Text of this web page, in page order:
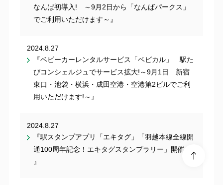
なんば初導入! ～9月2日から「なんばパークス」
でご利用いただけます～』
2024.8.27
『ベビーカーレンタルサービス「ベビカル」 駅た
びコンシェルジュでサービス拡大!～9月1日 新宿
東口・池袋・横浜・成田空港・空港第2ビルでご利
用いただけます!～』
2024.8.27
『駅スタンプアプリ「エキタグ」「羽越本線全線開
通100周年記念！エキタグスタンプラリー」開催！
』